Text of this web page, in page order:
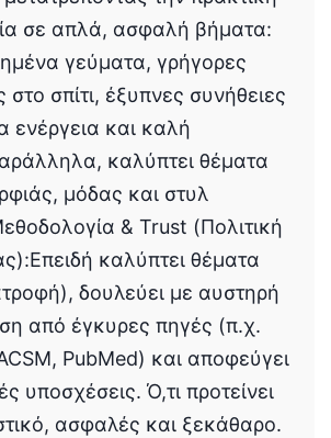
σε απλά, ασφαλή βήματα:
γεύματα, γρήγορες
στο σπίτι, έξυπνες συνήθειες
ενέργεια και καλή
καλύπτει θέματα
μόδας και στυλ
& Trust (Πολιτική
καλύπτει θέματα
δουλεύει με αυστηρή
από έγκυρες πηγές (π.χ.
PubMed) και αποφεύγει
υποσχέσεις. Ό,τι προτείνει
ασφαλές και ξεκάθαρο.